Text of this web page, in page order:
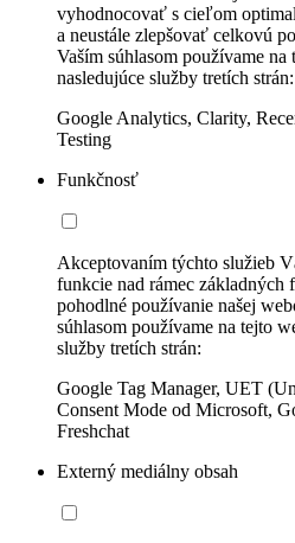
vyhodnocovať s cieľom
a neustále zlepšovať celkovú
Vaším súhlasom používame
nasledujúce služby tretích strán:
Google Analytics, Clarity,
Testing
Funkčnosť
Akceptovaním týchto služieb
funkcie nad rámec
pohodlné používanie našej
súhlasom používame na tejto
služby tretích strán:
Google Tag Manager, UET
Consent Mode od Microsoft,
Freshchat
Externý mediálny obsah